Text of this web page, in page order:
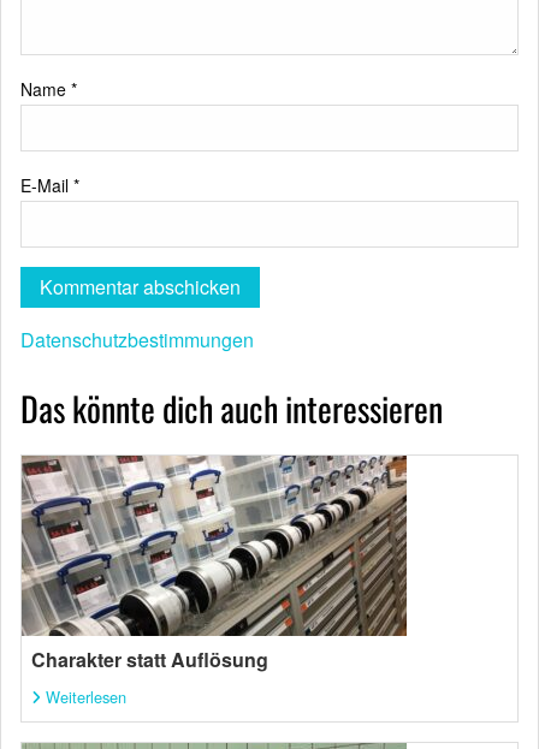
Name *
E-Mail *
Datenschutzbestimmungen
Das könnte dich auch interessieren
Charakter statt Auflösung
Weiterlesen